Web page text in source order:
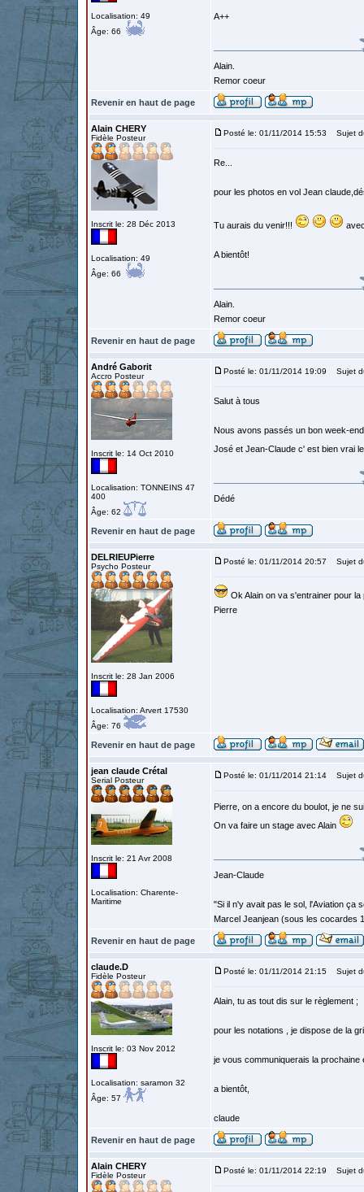
Localisation: 49
Âge: 66
A++
Alain.
Remor coeur
Revenir en haut de page
Alain CHERY
Fidèle Posteur
Inscrit le: 28 Déc 2013
Localisation: 49
Âge: 66
Posté le: 01/11/2014 15:53 Sujet
Re...
pour les photos en vol Jean
Tu aurais du venir!!!
A bientôt!
Alain.
Remor coeur
Revenir en haut de page
André Gaborit
Accro Posteur
Inscrit le: 14 Oct 2010
Localisation: TONNEINS 47
400
Âge: 62
Posté le: 01/11/2014 19:09 Sujet
Salut à tous
Nous avons passés un bon week-
José et Jean-Claude c' est bien vrai
Dédé
Revenir en haut de page
DELRIEUPierre
Psycho Posteur
Inscrit le: 28 Jan 2006
Localisation: Arvert 17530
Âge: 76
Posté le: 01/11/2014 20:57 Sujet
Ok Alain on va s'entrainer pour
Pierre
Revenir en haut de page
jean claude Crétal
Serial Posteur
Inscrit le: 21 Avr 2008
Localisation: Charente-
Maritime
Posté le: 01/11/2014 21:14 Sujet
Pierre, on a encore du boulot, je ne
On va faire un stage avec Alain
Jean-Claude
"Si il n'y avait pas le sol, l'Aviation ça
Marcel Jeanjean (sous les cocardes
Revenir en haut de page
claude.D
Fidèle Posteur
Inscrit le: 03 Nov 2012
Localisation: saramon 32
Âge: 57
Posté le: 01/11/2014 21:15 Sujet
Alain, tu as tout dis sur le règlement ;
pour les notations , je dispose de la
je vous communiquerais la
a bientôt,
claude
Revenir en haut de page
Alain CHERY
Fidèle Posteur
Posté le: 01/11/2014 22:19 Sujet